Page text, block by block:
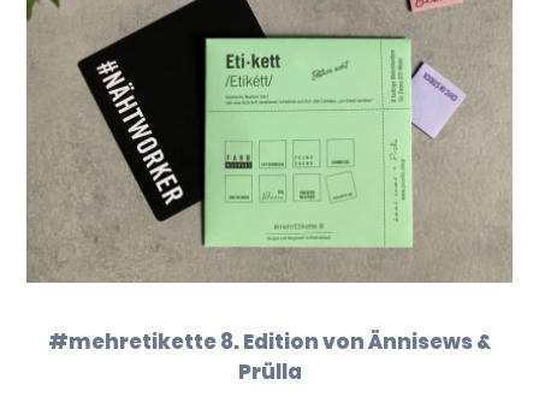
#mehretikette 8. Edition von Ännisews &
Prülla